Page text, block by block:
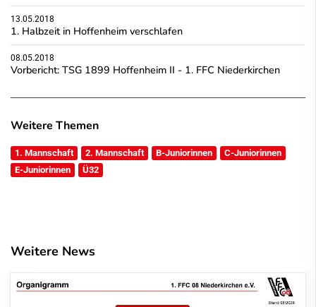
13.05.2018
1. Halbzeit in Hoffenheim verschlafen
08.05.2018
Vorbericht: TSG 1899 Hoffenheim II - 1. FFC Niederkirchen
Weitere Themen
1. Mannschaft 2. Mannschaft B-Juniorinnen
C-Juniorinnen
E-Juniorinnen
Ü32
Weitere News